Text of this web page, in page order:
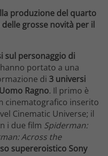
produzione del quarto
grosse novità per il
sul personaggio di
hanno portato a una
di 3 universi
Ragno. Il primo è
cinematografico inserito
Cinematic Universe; il
i due film Spiderman:
Across the
supereroistico Sony